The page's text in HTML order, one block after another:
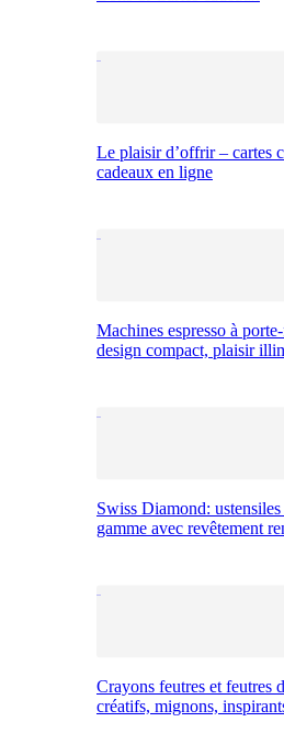
Le plaisir d’offrir – cartes
cadeaux en ligne
Machines espresso à
design compact, plaisir
Swiss Diamond:
gamme avec revêtement
Crayons feutres et feutres
créatifs, mignons,